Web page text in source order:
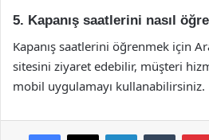
5. Kapanış saatlerini nasıl
Kapanış saatlerini öğrenmek için
sitesini ziyaret edebilir, müşteri
mobil uygulamayı kullanabilirsiniz.
Facebook
X LinkedInTumblr